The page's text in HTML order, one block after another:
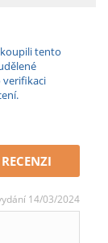
tento
verifikaci
14/03/2024